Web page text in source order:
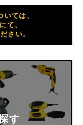
いては、
て、
さい。
す